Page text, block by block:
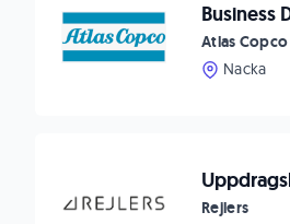
Atlas Copco
Nacka
Rejlers